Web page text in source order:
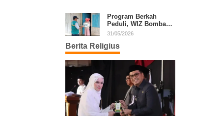
Program Berkah
Peduli, WIZ Bombana
Bantu Lansia dan
31/05/2026
Berita Religius